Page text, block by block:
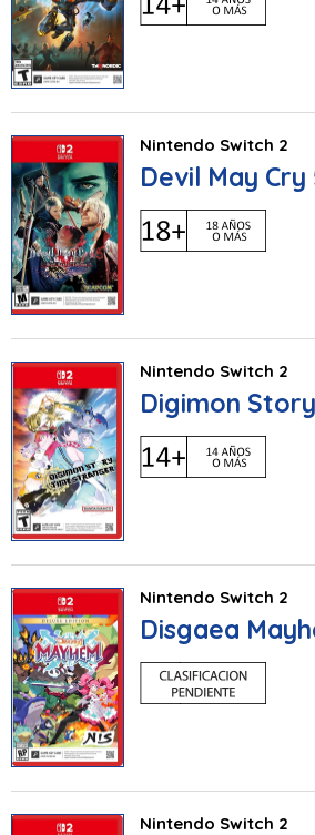
Nintendo Switch 2
Devil May
Nintendo Switch 2
Digimon
Nintendo Switch 2
Disgaea
Nintendo Switch 2